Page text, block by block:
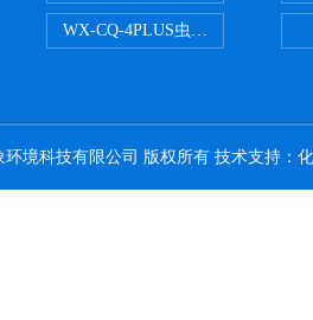
WX-CQ-4PLUS虫情测报灯
境科技有限公司 版权所有 技术支持：